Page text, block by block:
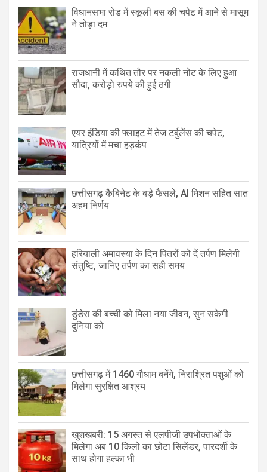
विधानसभा रोड में स्कूली बस की चपेट में आने से मासूम
ने तोड़ा दम
राजधानी में कथित तौर पर नकली नोट के लिए हुआ
सौदा, करोड़ो रुपये की हुई ठगी
एयर इंडिया की फ्लाइट में तेज टर्बुलेंस की चपेट,
यात्रियों में मचा हड़कंप
छत्तीसगढ़ कैबिनेट के बड़े फैसले, AI मिशन सहित सात
अहम निर्णय
हरियाली अमावस्या के दिन पितरों को दें तर्पण मिलेगी
संतुष्टि, जानिए तर्पण का सही समय
डुंडेरा की बच्ची को मिला नया जीवन, सुन सकेगी
दुनिया को
छत्तीसगढ़ में 1460 गौधाम बनेंगे, निराश्रित पशुओं को
मिलेगा सुरक्षित आश्रय
खुशखबरी: 15 अगस्त से एलपीजी उपभोक्ताओं के
मिलेगा अब 10 किलो का छोटा सिलेंडर, पारदर्शी के
साथ होगा हल्का भी